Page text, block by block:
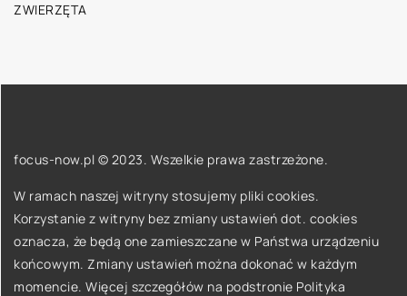
ZWIERZĘTA
focus-now.pl © 2023. Wszelkie prawa zastrzeżone.
W ramach naszej witryny stosujemy pliki cookies.
Korzystanie z witryny bez zmiany ustawień dot. cookies
oznacza, że będą one zamieszczane w Państwa urządzeniu
końcowym. Zmiany ustawień można dokonać w każdym
momencie. Więcej szczegółów na podstronie Polityka